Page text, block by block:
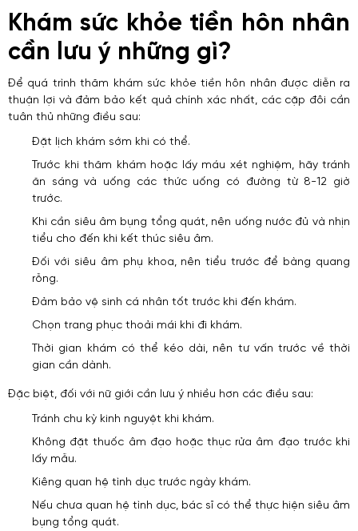
Khám sức khỏe tiền hôn nhân
cần lưu ý những gì?
Để quá trình thăm khám sức khỏe tiền hôn nhân được diễn ra
thuận lợi và đảm bảo kết quả chính xác nhất, các cặp đôi cần
tuân thủ những điều sau:
Đặt lịch khám sớm khi có thể.
Trước khi thăm khám hoặc lấy máu xét nghiệm, hãy tránh
ăn sáng và uống các thức uống có đường từ 8-12 giờ
trước.
Khi cần siêu âm bụng tổng quát, nên uống nước đủ và nhịn
tiểu cho đến khi kết thúc siêu âm.
Đối với siêu âm phụ khoa, nên tiểu trước để bàng quang
rỗng.
Đảm bảo vệ sinh cá nhân tốt trước khi đến khám.
Chọn trang phục thoải mái khi đi khám.
Thời gian khám có thể kéo dài, nên tư vấn trước về thời
gian cần dành.
Đặc biệt, đối với nữ giới cần lưu ý nhiều hơn các điều sau:
Tránh chu kỳ kinh nguyệt khi khám.
Không đặt thuốc âm đạo hoặc thục rửa âm đạo trước khi
lấy mẫu.
Kiêng quan hệ tình dục trước ngày khám.
Nếu chưa quan hệ tình dục, bác sĩ có thể thực hiện siêu âm
bụng tổng quát.